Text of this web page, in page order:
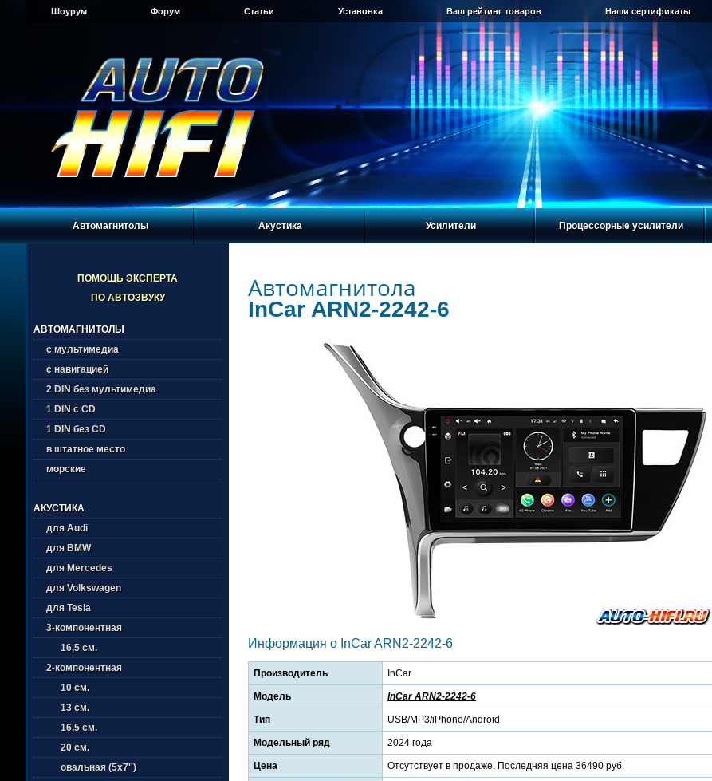
Шоурум Форум Статьи Установка Ваш рейтинг товаров Наши сертификаты
Автомагнитолы Акустика Усилители Процессорные усилители
ПОМОЩЬ ЭКСПЕРТА
ПО АВТОЗВУКУ
АВТОМАГНИТОЛЫ
с мультимедиа
с навигацией
2 DIN без мультимедиа
1 DIN с CD
1 DIN без CD
в штатное место
морские
АКУСТИКА
для Audi
для BMW
для Mercedes
для Volkswagen
для Tesla
3-компонентная
16,5 см.
2-компонентная
10 см.
13 см.
16,5 см.
20 см.
овальная (5х7'')
Автомагнитола
InCar ARN2-2242-6
Информация о InCar ARN2-2242-6
Производитель InCar
Модель InCar ARN2-2242-6
Тип USB/MP3/iPhone/Android
Модельный ряд 2024 года
Цена Отсутствует в продаже. Последняя цена 36490 руб.